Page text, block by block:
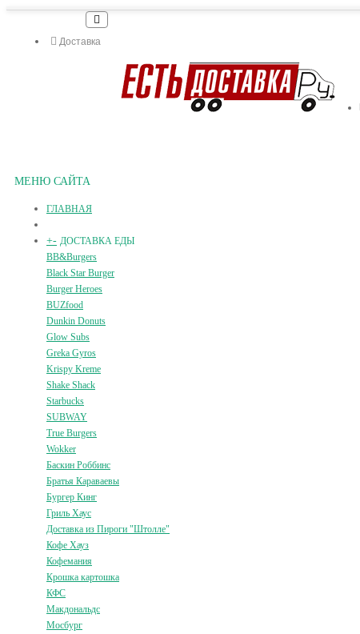
Доставка
МЕНЮ САЙТА
ГЛАВНАЯ
+- ДОСТАВКА ЕДЫ
BB&Burgers
Black Star Burger
Burger Heroes
BUZfood
Dunkin Donuts
Glow Subs
Greka Gyros
Krispy Kreme
Shake Shack
Starbucks
SUBWAY
True Burgers
Wokker
Баскин Роббинс
Братья Караваевы
Бургер Кинг
Гриль Хаус
Доставка из Пироги "Штолле"
Кофе Хауз
Кофемания
Крошка картошка
КФС
Макдональдс
Мосбург